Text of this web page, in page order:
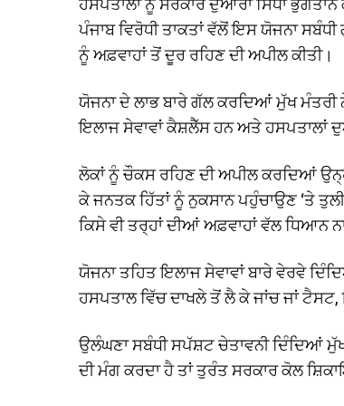
ਪੰਜਾਬ ਵਿਰੋਧੀ ਤਾਕਤਾਂ ਵੱਲੋਂ ਇਸ ਯੋਜਨਾ
ਨੂੰ ਅਫ਼ਵਾਹਾਂ ਤੋਂ ਦੂਰ ਰਹਿਣ ਦੀ ਅਪੀਲ ਕੀਤੀ।
ਯੋਜਨਾ ਦੇ ਲਾਭ ਬਾਰੇ ਗੱਲ ਕਰਦਿਆਂ ਮੁੱਖ ਮੰਤਰੀ
ਇਲਾਜ ਸੇਵਾਵਾਂ ਕੈਸ਼ਲੈੱਸ ਹਨ ਅਤੇ ਹਸਪਤਾਲਾਂ
ਲੋਕਾਂ ਨੂੰ ਚੌਕਸ ਰਹਿਣ ਦੀ ਅਪੀਲ ਕਰਦਿਆਂ
ਕੇ ਜਨਤਕ ਹਿੱਤਾਂ ਨੂੰ ਨੁਕਸਾਨ ਪਹੁੰਚਾਉਣ ‘ਤੇ
ਕਿਸੇ ਵੀ ਤਰ੍ਹਾਂ ਦੀਆਂ ਅਫ਼ਵਾਹਾਂ ਵੱਲ ਧਿਆਨ
ਯੋਜਨਾ ਤਹਿਤ ਇਲਾਜ ਸੇਵਾਵਾਂ ਬਾਰੇ ਵੇਰਵੇ
ਹਸਪਤਾਲ ਵਿੱਚ ਦਾਖਲੇ ਤੋਂ ਲੈ ਕੇ ਜਾਂਚ ਜਾਂ
ਉਲੰਘਣਾ ਸਬੰਧੀ ਸਪੱਸ਼ਟ ਚੇਤਾਵਨੀ ਦਿੰਦਿਆਂ
ਦੀ ਮੰਗ ਕਰਦਾ ਹੈ ਤਾਂ ਤੁਰੰਤ ਸਰਕਾਰ ਕੋਲ